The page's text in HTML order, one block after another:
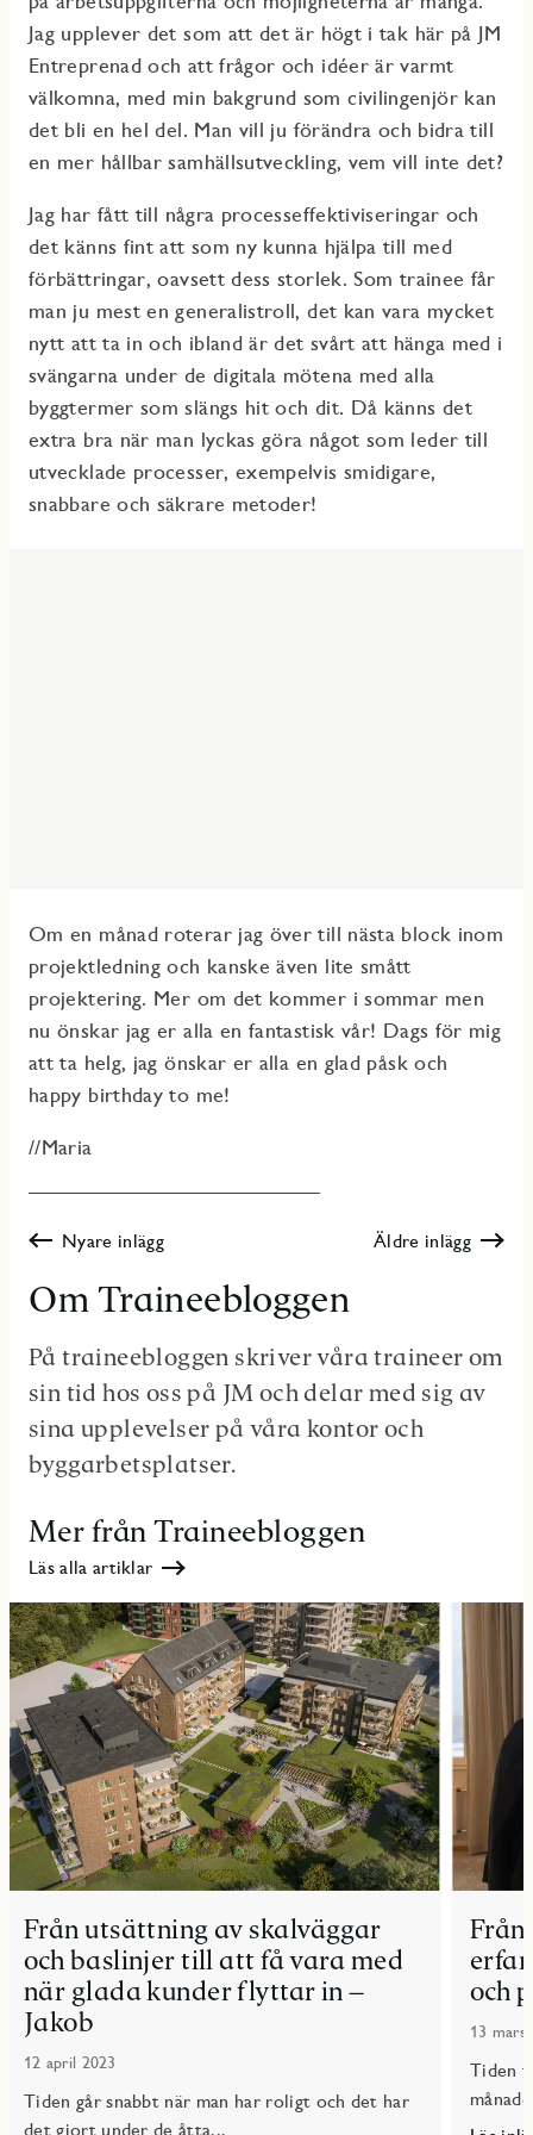
Jag upplever det som att det är högt i tak här på JM
Entreprenad och att frågor och idéer är varmt
välkomna, med min bakgrund som civilingenjör kan
det bli en hel del. Man vill ju förändra och bidra till
en mer hållbar samhällsutveckling, vem vill inte det?
Jag har fått till några processeffektiviseringar och
det känns fint att som ny kunna hjälpa till med
förbättringar, oavsett dess storlek. Som trainee får
man ju mest en generalistroll, det kan vara mycket
nytt att ta in och ibland är det svårt att hänga med i
svängarna under de digitala mötena med alla
byggtermer som slängs hit och dit. Då känns det
extra bra när man lyckas göra något som leder till
utvecklade processer, exempelvis smidigare,
snabbare och säkrare metoder!
Om en månad roterar jag över till nästa block inom
projektledning och kanske även lite smått
projektering. Mer om det kommer i sommar men
nu önskar jag er alla en fantastisk vår! Dags för mig
att ta helg, jag önskar er alla en glad påsk och
happy birthday to me!
//Maria
Nyare inlägg Äldre inlägg
Om Traineebloggen
På traineebloggen skriver våra traineer om
sin tid hos oss på JM och delar med sig av
sina upplevelser på våra kontor och
byggarbetsplatser.
Mer från Traineebloggen
Läs alla artiklar
Från utsättning av skalväggar
och baslinjer till att få vara med
när glada kunder flyttar in –
Jakob
12 april 2023
Tiden går snabbt när man har roligt och det har
det gjort under de åtta...
Från
och
13 mars
Tiden